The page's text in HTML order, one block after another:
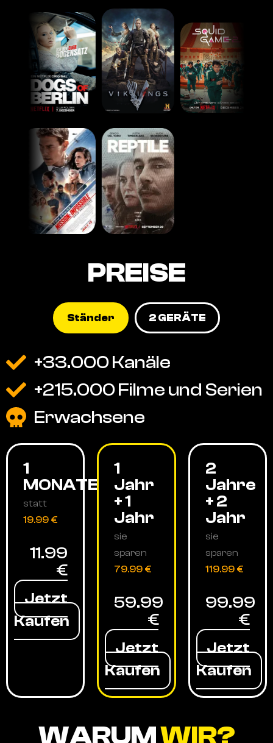
PREISE
Ständer 2 GERÄTE
+33.000 Kanäle
+215.000 Filme und Serien
Erwachsene
1
MONATE
statt
19.99 €
11.99
€
Jetzt
Kaufen
1
Jahr
+ 1
Jahr
sie
sparen
79.99 €
59.99
€
Jetzt
Kaufen
2
Jahre
+ 2
Jahr
sie
sparen
119.99 €
99.99
€
Jetzt
Kaufen
WARUMWIR?